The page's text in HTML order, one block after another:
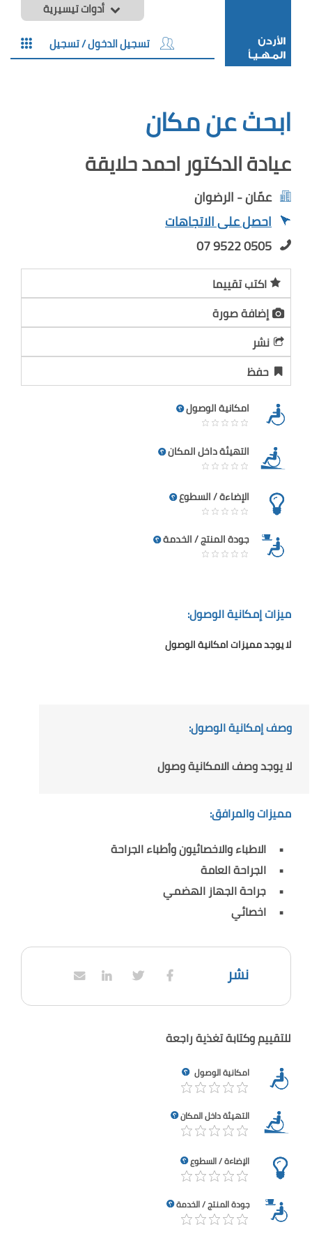
أدوات تيسيرية
تسجيل الدخول / تسجيل
ابحث عن مكان
عيادة الدكتور احمد حلايقة
عمّان - الرضوان
احصل على الاتجاهات
07 9522 0505
اكتب تقييما
إضافة صورة
نشر
حفظ
امكانية الوصول
التهيئة داخل المكان
الإضاءة / السطوع
جودة المنتج / الخدمة
ميزات إمكانية الوصول:
لا يوجد مميزات امكانية الوصول
وصف إمكانية الوصول:
لا يوجد وصف الامكانية وصول
مميزات والمرافق:
الاطباء والاخصائيون وأطباء الجراحة
الجراحة العامة
جراحة الجهاز الهضمي
اخصائي
نشر
للتقييم وكتابة تغذية راجعة
امكانية الوصول
التهيئة داخل المكان
الإضاءة / السطوع
جودة المنتج / الخدمة